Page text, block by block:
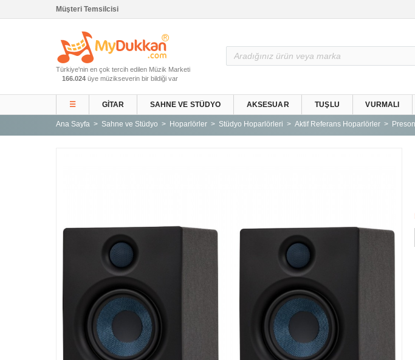
Müşteri Temsilcisi
Gitar ve Ekipmanları
Sahne ve Stüdyo
Aksesuarlar
Türkiye'nin en çok tercih edilen Müzik Marketi
166.024 üye müzikseverin bir bildiği var
☰ GITAR SAHNE VE STÜDYO AKSESUAR TUŞLU VURMALI
Ana Sayfa Sahne ve Stüdyo Hoparlörler Stüdyo Hoparlörleri Aktif Referans Hoparlörler